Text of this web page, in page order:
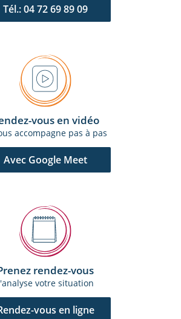
Tél.: 04 72 69 89 09
rendez-vous
votre situation
vous en ligne
vous en vidéo
accompagne pas à pas
Avec Google Meet